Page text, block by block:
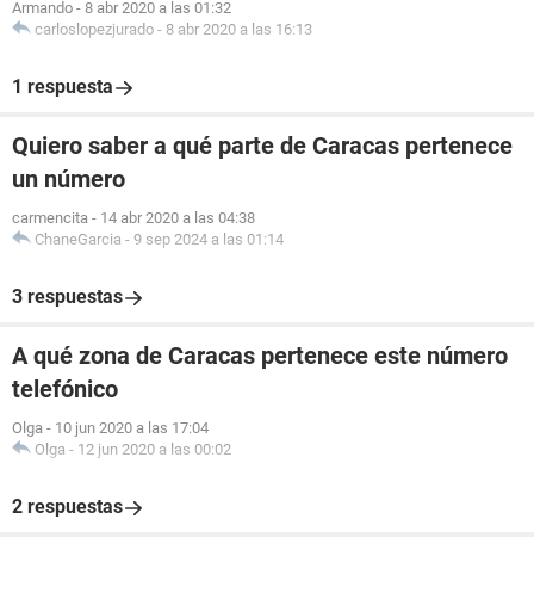
Armando - 8 abr 2020 a las 01:32
carloslopezjurado - 8 abr 2020 a las 16:13
1 respuesta
Quiero saber a qué parte de Caracas pertenece
un número
carmencita - 14 abr 2020 a las 04:38
ChaneGarcia - 9 sep 2024 a las 01:14
3 respuestas
A qué zona de Caracas pertenece este número
telefónico
Olga - 10 jun 2020 a las 17:04
Olga - 12 jun 2020 a las 00:02
2 respuestas